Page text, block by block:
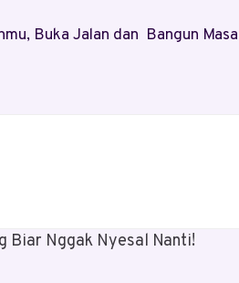
Buka Jalan dan Bangun
Biar Nggak Nyesal Nanti!